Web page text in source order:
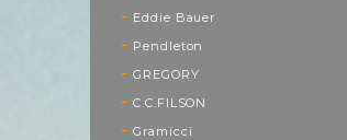
Eddie Bauer
Pendleton
GREGORY
C.C.FILSON
Gramicci